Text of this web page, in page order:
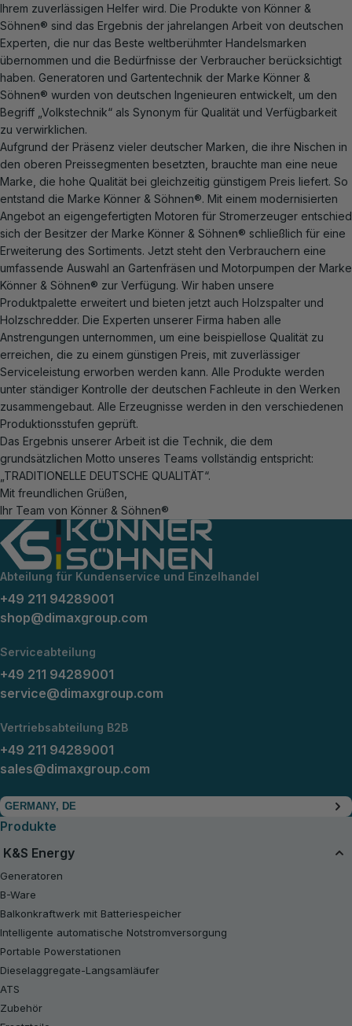
Ihrem zuverlässigen Helfer wird. Die Produkte von Könner &
Söhnen® sind das Ergebnis der jahrelangen Arbeit von deutschen
Experten, die nur das Beste weltberühmter Handelsmarken
übernommen und die Bedürfnisse der Verbraucher berücksichtigt
haben. Generatoren und Gartentechnik der Marke Könner &
Söhnen® wurden von deutschen Ingenieuren entwickelt, um den
Begriff „Volkstechnik“ als Synonym für Qualität und Verfügbarkeit
zu verwirklichen.
Aufgrund der Präsenz vieler deutscher Marken, die ihre Nischen in
den oberen Preissegmenten besetzten, brauchte man eine neue
Marke, die hohe Qualität bei gleichzeitig günstigem Preis liefert. So
entstand die Marke Könner & Söhnen®. Mit einem modernisierten
Angebot an eigengefertigten Motoren für Stromerzeuger entschied
sich der Besitzer der Marke Könner & Söhnen® schließlich für eine
Erweiterung des Sortiments. Jetzt steht den Verbrauchern eine
umfassende Auswahl an Gartenfräsen und Motorpumpen der Marke
Könner & Söhnen® zur Verfügung. Wir haben unsere
Produktpalette erweitert und bieten jetzt auch Holzspalter und
Holzschredder. Die Experten unserer Firma haben alle
Anstrengungen unternommen, um eine beispiellose Qualität zu
erreichen, die zu einem günstigen Preis, mit zuverlässiger
Serviceleistung erworben werden kann. Alle Produkte werden
unter ständiger Kontrolle der deutschen Fachleute in den Werken
zusammengebaut. Alle Erzeugnisse werden in den verschiedenen
Produktionsstufen geprüft.
Das Ergebnis unserer Arbeit ist die Technik, die dem
grundsätzlichen Motto unseres Teams vollständig entspricht:
„TRADITIONELLE DEUTSCHE QUALITÄT“.
Mit freundlichen Grüßen,
Ihr Team von Könner & Söhnen®
Abteilung für Kundenservice und Einzelhandel
+49 211 94289001
shop@dimaxgroup.com
Serviceabteilung
+49 211 94289001
service@dimaxgroup.com
Vertriebsabteilung B2B
+49 211 94289001
sales@dimaxgroup.com
GERMANY, DE
Produkte
K&S Energy
Generatoren
B-Ware
Balkonkraftwerk mit Batteriespeicher
Intelligente automatische Notstromversorgung
Portable Powerstationen
Dieselaggregate-Langsamläufer
ATS
Zubehör